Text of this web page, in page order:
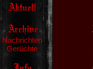
Nachrichten
Gerüchte